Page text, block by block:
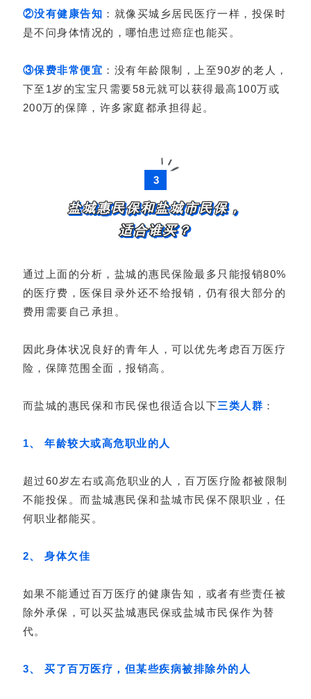
②没有健康告知 ：就像买城乡居民医疗一样，投保时
是不问身体情况的，哪怕患过癌症也能买。
③保费非常便宜 ：没有年龄限制，上至90岁的老人，
下至1岁的宝宝只需要58元就可以获得最高100万或
200万的保障，许多家庭都承担得起。
3
盐城惠民保和盐城市民保，
适合谁买？
通过上面的分析，盐城的惠民保险最多只能报销80%
的医疗费，医保目录外还不给报销，仍有很大部分的
费用需要自己承担。
因此身体状况良好的青年人，可以优先考虑百万医疗
险，保障范围全面，报销高。
而盐城的惠民保和市民保也很适合以下三类人群 ：
1、 年龄较大或高危职业的人
超过60岁左右或高危职业的人，百万医疗险都被限制
不能投保。而盐城惠民保和盐城市民保不限职业，任
何职业都能买。
2、 身体欠佳
如果不能通过百万医疗的健康告知，或者有些责任被
除外承保，可以买盐城惠民保或盐城市民保作为替
代。
3、 买了百万医疗，但某些疾病被排除外的人